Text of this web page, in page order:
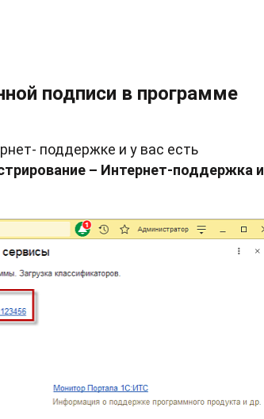
подписи в программе
поддержке и у вас есть
– Интернет-поддержка и